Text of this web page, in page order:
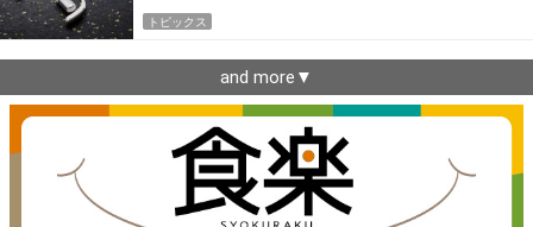
トピックス
and more▼